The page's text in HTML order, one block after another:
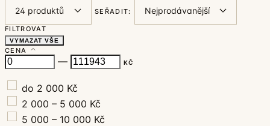
SEŘADIT:
FILTROVAT
VYMAZAT VŠE
CENA
— KČ
do 2 000 Kč
2 000 – 5 000 Kč
5 000 – 10 000 Kč